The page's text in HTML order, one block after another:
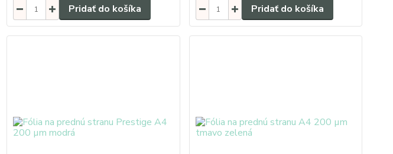
Pridať do košíka Pridať do košíka